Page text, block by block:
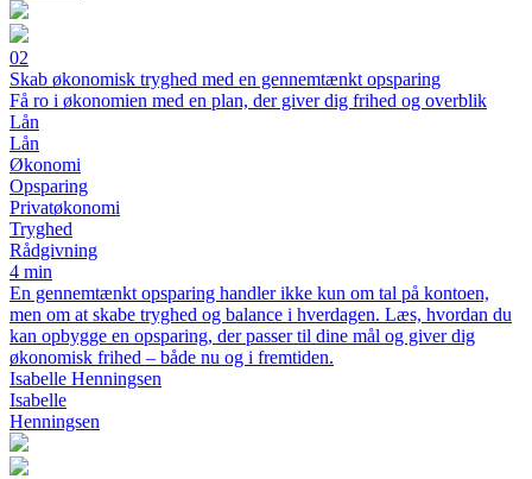
02
Skab økonomisk tryghed med en gennemtænkt opsparing
Få ro i økonomien med en plan, der giver dig frihed og overblik
Lån
Lån
Økonomi
Opsparing
Privatøkonomi
Tryghed
Rådgivning
4 min
En gennemtænkt opsparing handler ikke kun om tal på kontoen,
men om at skabe tryghed og balance i hverdagen. Læs, hvordan du
kan opbygge en opsparing, der passer til dine mål og giver dig
økonomisk frihed – både nu og i fremtiden.
Isabelle Henningsen
Isabelle
Henningsen